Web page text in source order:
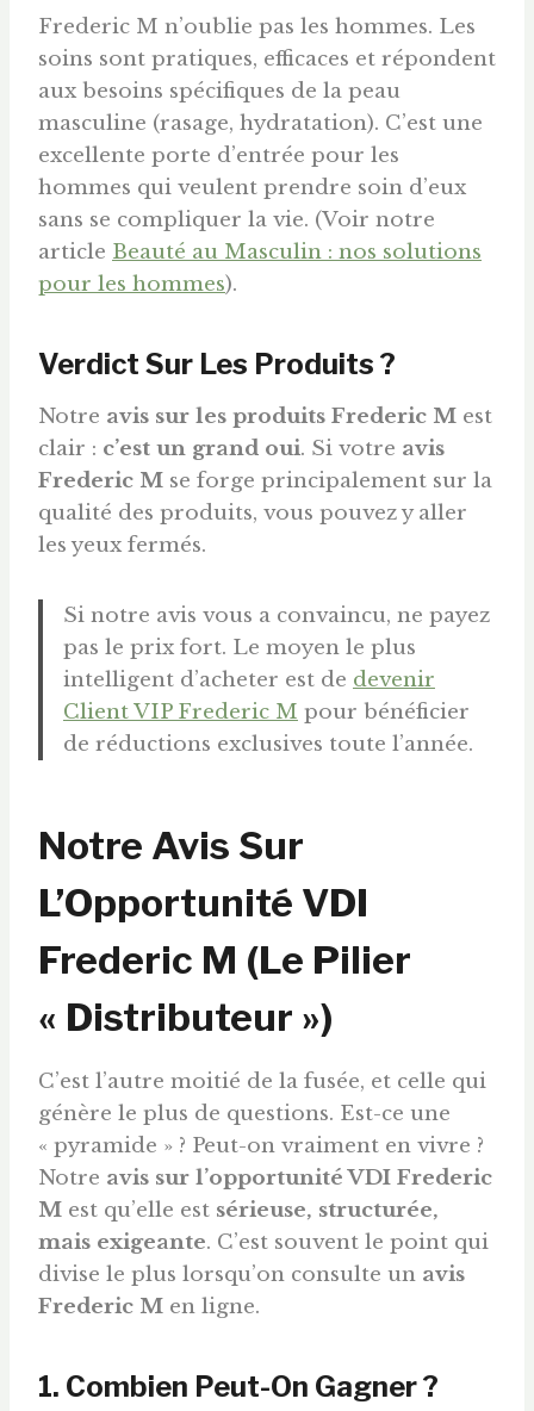
Frederic M n’oublie pas les hommes. Les
soins sont pratiques, efficaces et répondent
aux besoins spécifiques de la peau
masculine (rasage, hydratation). C’est une
excellente porte d’entrée pour les
hommes qui veulent prendre soin d’eux
sans se compliquer la vie. (Voir notre
article Beauté au Masculin : nos solutions
pour les hommes).
Verdict Sur Les Produits ?
Notre avis sur les produits Frederic M est
clair : c’est un grand oui. Si votre avis
Frederic M se forge principalement sur la
qualité des produits, vous pouvez y aller
les yeux fermés.
Si notre avis vous a convaincu, ne payez
pas le prix fort. Le moyen le plus
intelligent d’acheter est de devenir
Client VIP Frederic M pour bénéficier
de réductions exclusives toute l’année.
Notre Avis Sur
L’Opportunité VDI
Frederic M (Le Pilier
« Distributeur »)
C’est l’autre moitié de la fusée, et celle qui
génère le plus de questions. Est-ce une
« pyramide » ? Peut-on vraiment en vivre ?
Notre avis sur l’opportunité VDI Frederic
M est qu’elle est sérieuse, structurée,
mais exigeante. C’est souvent le point qui
divise le plus lorsqu’on consulte un avis
Frederic M en ligne.
1. Combien Peut-On Gagner ?